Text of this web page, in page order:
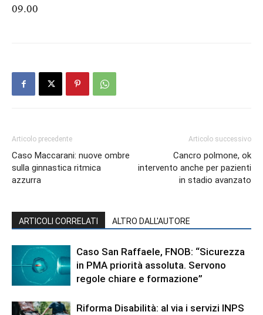
09.00
Articolo precedente
Caso Maccarani: nuove ombre
sulla ginnastica ritmica
azzurra
Articolo successivo
Cancro polmone, ok
intervento anche per pazienti
in stadio avanzato
ARTICOLI CORRELATI ALTRO DALL'AUTORE
Caso San Raffaele, FNOB: “Sicurezza
in PMA priorità assoluta. Servono
regole chiare e formazione”
Riforma Disabilità: al via i servizi INPS